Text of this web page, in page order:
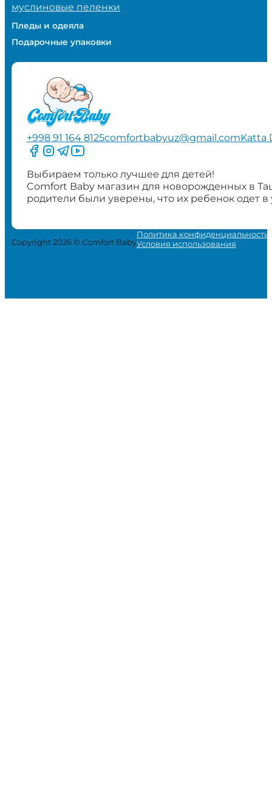
муслиновые пеленки
Пледы и одеяла
Подарочные упаковки
+998 91 164 8125comfortbabyuz@gmail.comKatta
Следите за нами на Facebook
Следите за нами в Instagram
Следите за нами в Telegram
Следите за нами в YouTube
Выбираем только лучшее для детей!
Comfort Baby магазин для новорожденных в
родители были уверены, что их ребенок одет
Copyright 2026 © Comfort Baby
Политика конфиденциальности
Условия использования